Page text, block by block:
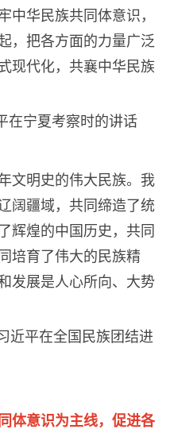
华民族共同体意识，
，把各方面的力量广泛
现代化，共襄中华民族
在宁夏考察时的讲话
文明史的伟大民族。我
阔疆域，共同缔造了统
辉煌的中国历史，共同
培育了伟大的民族精
发展是人心所向、大势
近平在全国民族团结进
体意识为主线，促进各